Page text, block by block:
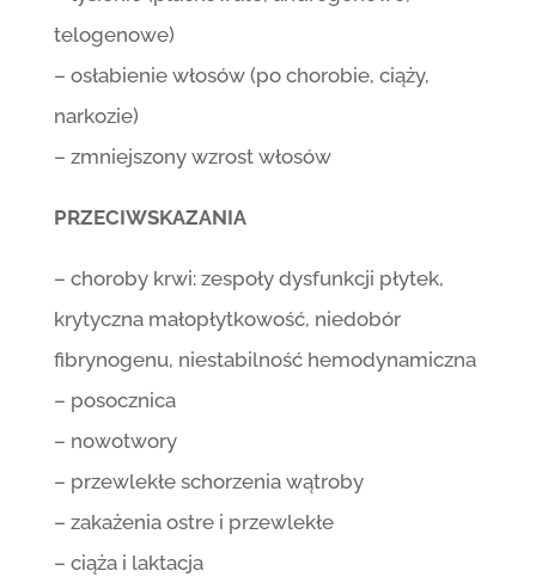
telogenowe)
– osłabienie włosów (po chorobie, ciąży,
narkozie)
– zmniejszony wzrost włosów
PRZECIWSKAZANIA
– choroby krwi: zespoły dysfunkcji płytek,
krytyczna małopłytkowość, niedobór
fibrynogenu, niestabilność hemodynamiczna
– posocznica
– nowotwory
– przewlekłe schorzenia wątroby
– zakażenia ostre i przewlekłe
– ciąża i laktacja